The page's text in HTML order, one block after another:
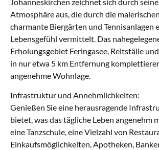
Atmosphäre aus, die durch die
charmante Biergärten und Tennisanlagen
Lebensgefühl vermittelt. Das
Erholungsgebiet Feringasee, Reitställe
in nur etwa 5 km Entfernung
angenehme Wohnlage.
Infrastruktur und Annehmlichkeiten:
Genießen Sie eine herausragende
bietet, was das tägliche Leben angenehm
eine Tanzschule, eine Vielzahl von
Einkaufsmöglichkeiten, Apotheken,